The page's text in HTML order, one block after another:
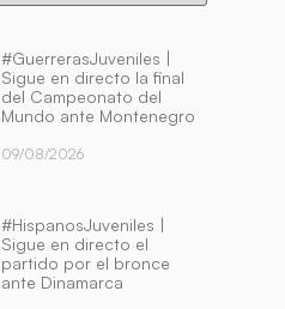
#GuerrerasJuveniles |
Sigue en directo la final
del Campeonato del
Mundo ante Montenegro
09/08/2026
#HispanosJuveniles |
Sigue en directo el
partido por el bronce
ante Dinamarca